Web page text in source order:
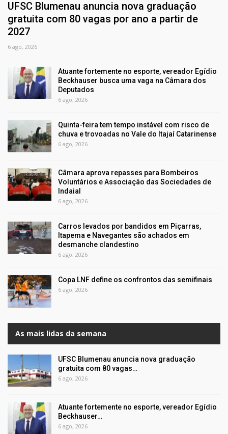
UFSC Blumenau anuncia nova graduação
gratuita com 80 vagas por ano a partir de
2027
6 ago, 2026
Atuante fortemente no esporte, vereador Egídio
Beckhauser busca uma vaga na Câmara dos
Deputados
6 ago, 2026
Quinta-feira tem tempo instável com risco de
chuva e trovoadas no Vale do Itajaí Catarinense
6 ago, 2026
Câmara aprova repasses para Bombeiros
Voluntários e Associação das Sociedades de
Indaial
6 ago, 2026
Carros levados por bandidos em Piçarras,
Itapema e Navegantes são achados em
desmanche clandestino
6 ago, 2026
Copa LNF define os confrontos das semifinais
6 ago, 2026
As mais lidas da semana
UFSC Blumenau anuncia nova graduação
gratuita com 80 vagas…
6 ago, 2026
Atuante fortemente no esporte, vereador Egídio
Beckhauser…
6 ago, 2026